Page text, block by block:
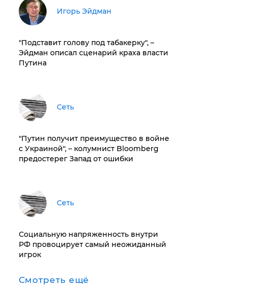
Игорь Эйдман
​"Подставит голову под табакерку", –
Эйдман описал сценарий краха власти
Путина
Сеть
"Путин получит преимущество в войне
с Украиной", – колумнист Bloomberg
предостерег Запад от ошибки
Сеть
Социальную напряженность внутри
РФ провоцирует самый неожиданный
игрок
Смотреть ещё